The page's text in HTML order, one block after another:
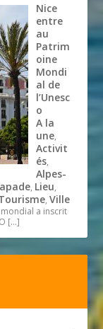
Nice
entre
au
Patrim
oine
Mondi
al de
l’Unesc
o
A la
une,
Activit
és,
Alpes-
, Lieu,
,Ville
a inscrit
[…]